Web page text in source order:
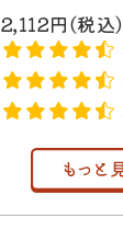
2,112円(税込)